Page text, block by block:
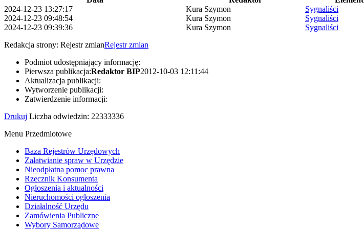
2024-12-23 13:27:17
Kura Szymon Sygnaliści
2024-12-23 09:48:54
Kura Szymon Sygnaliści
2024-12-23 09:39:36
Kura Szymon Sygnaliści
Redakcja strony: Rejestr zmianRejestr zmian
Podmiot udostępniający informację:
Pierwsza publikacja:Redaktor BIP2012-10-03 12:11:44
Aktualizacja publikacji:
Wytworzenie publikacji:
Zatwierdzenie informacji:
Drukuj Liczba odwiedzin: 22333336
Menu Przedmiotowe
Baza Rejestrów Urzędowych
Załatwianie spraw w Urzędzie
Nieodpłatna pomoc prawna
Rzecznik Konsumenta
Ogłoszenia i aktualności
Nieruchomości ogłoszenia
Działalność Urzędu
Zamówienia Publiczne
Wybory Samorządowe